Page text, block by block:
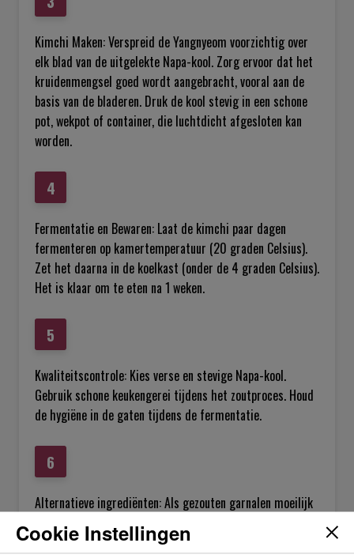
Kimchi Maken: Verspreid de Yangnyeom voorzichtig over
elk blad van de uitgelekte Napa-kool. Zorg ervoor dat het
kruidenmengsel goed wordt aangebracht, vooral aan de
basis van de bladeren. Druk de kool stevig in een schone
pot, wekpot of container, die luchtdicht afgesloten kan
worden.
Fermentatie en Bewaren: Laat de kimchi paar dagen
fermenteren op kamertemperatuur (20 graden Celsius).
Zet het daarna in de koelkast (onder de 4 graden Celsius).
Het is klaar om te eten na 1 weken.
Kwaliteitscontrole: Kies verse en stevige Napa-kool.
Gebruik schone keukengerei tijdens het zoutproces. Houd
de hygiëne in de gaten tijdens de fermentatie.
Alternatieve ingrediënten: Als gezouten garnalen moeilijk
te vinden zijn, verhoog dan de hoeveelheid vissaus. De
peer kan weggelaten worden. Pas de pittigheid van het
Cookie Instellingen